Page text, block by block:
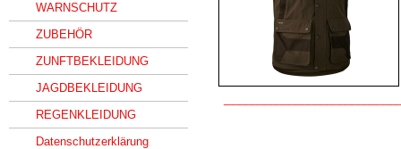
WARNSCHUTZ
ZUBEHÖR
ZUNFTBEKLEIDUNG
JAGDBEKLEIDUNG
REGENKLEIDUNG
Datenschutzerklärung